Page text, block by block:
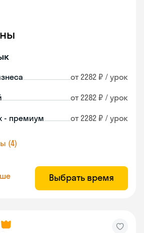
от 2282 ₽ / урок
от 2282 ₽ / урок
- премиум от 2282 ₽ / урок
(4)
Выбрать время